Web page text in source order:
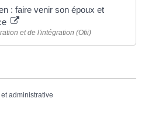
: faire venir son époux et
et de l'intégration (Ofii)
administrative